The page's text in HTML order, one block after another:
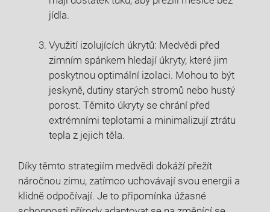
jídla.
Využití izolujících úkrytů: Medvědi před
zimním spánkem hledají úkryty, které⁣ jim
poskytnou​ optimální izolaci. Mohou to být
jeskyně, dutiny starých stromů nebo hustý
porost. Těmito úkryty se chrání před
extrémními teplotami a minimalizují ztrátu
tepla z jejich‌ těla.
Díky těmto strategiím medvědi dokáží přežít
náročnou‍ zimu, zatímco uchovávají svou energii a
klidně odpočívají. Je to⁢ připomínka úžasné